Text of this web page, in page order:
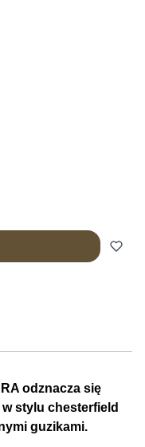
odznacza się
stylu chesterfield
guzikami.